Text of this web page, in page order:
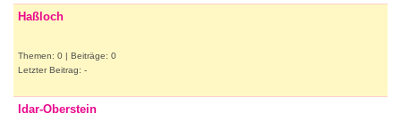
Haßloch
Themen: 0 | Beiträge: 0
Letzter Beitrag: -
Idar-Oberstein